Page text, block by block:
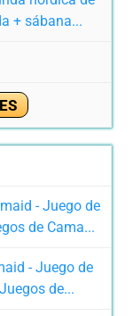
+ sábana...
- Juego de
de...